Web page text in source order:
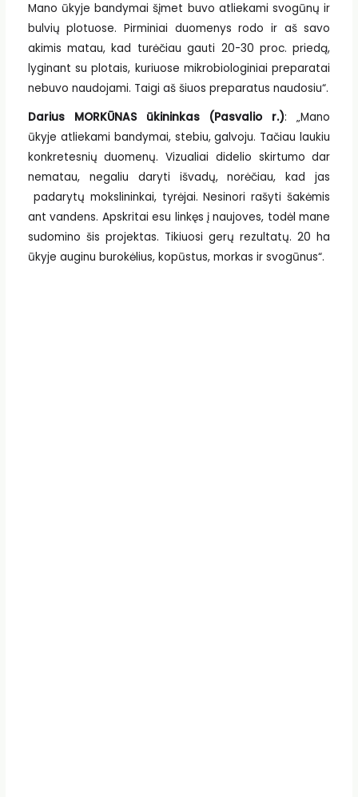
Mano ūkyje bandymai šįmet buvo atliekami svogūnų ir
bulvių plotuose. Pirminiai duomenys rodo ir aš savo
akimis matau, kad turėčiau gauti 20-30 proc. priedą,
lyginant su plotais, kuriuose mikrobiologiniai preparatai
nebuvo naudojami. Taigi aš šiuos preparatus naudosiu“.
Darius MORKŪNAS ūkininkas (Pasvalio r.): „Mano
ūkyje atliekami bandymai, stebiu, galvoju. Tačiau laukiu
konkretesnių duomenų. Vizualiai didelio skirtumo dar
nematau, negaliu daryti išvadų, norėčiau, kad jas
padarytų mokslininkai, tyrėjai. Nesinori rašyti šakėmis
ant vandens. Apskritai esu linkęs į naujoves, todėl mane
sudomino šis projektas. Tikiuosi gerų rezultatų. 20 ha
ūkyje auginu burokėlius, kopūstus, morkas ir svogūnus“.